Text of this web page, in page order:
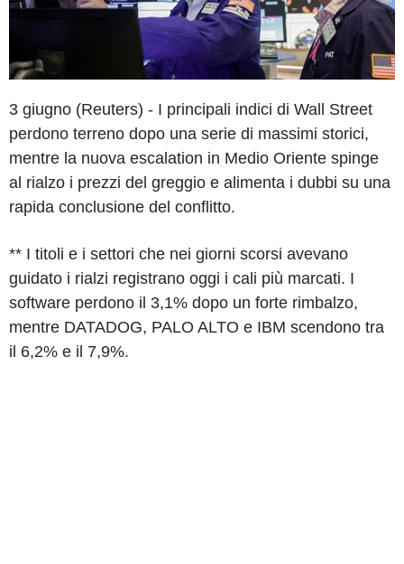
3 giugno (Reuters) - I principali indici di Wall Street
perdono terreno dopo una serie di massimi storici,
mentre la nuova escalation in Medio Oriente spinge
al rialzo i prezzi del greggio e alimenta i dubbi su una
rapida conclusione del conflitto.
** I titoli e i settori che nei giorni scorsi avevano
guidato i rialzi registrano oggi i cali più marcati. I
software perdono il 3,1% dopo un forte rimbalzo,
mentre DATADOG, PALO ALTO e IBM scendono tra
il 6,2% e il 7,9%.